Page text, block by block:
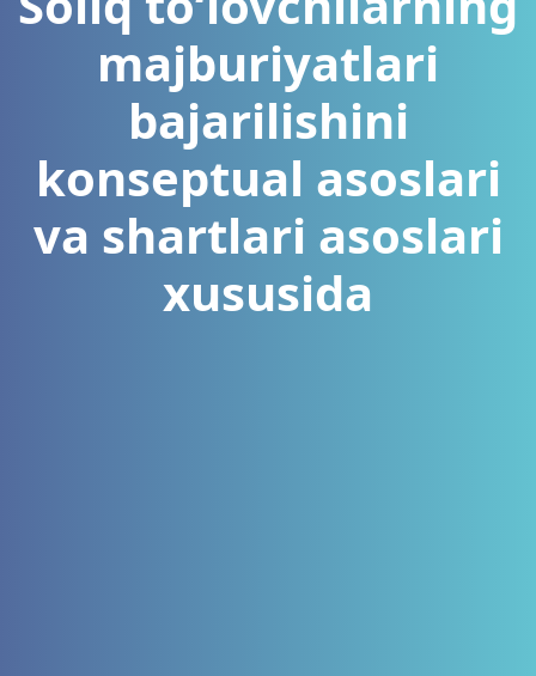
majburiyatlari
bajarilishini
konseptual asoslari
va shartlari asoslari
xususida